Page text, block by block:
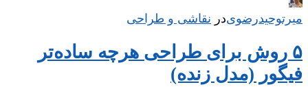
میر‌توحیدرضویدر نقاشی و طراحی
۵ روش برای طراحی هرچه ساده‌تر
فیگور (مدل زنده)